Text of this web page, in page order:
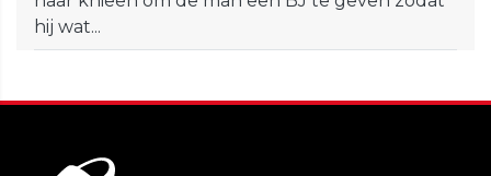
hij wat...